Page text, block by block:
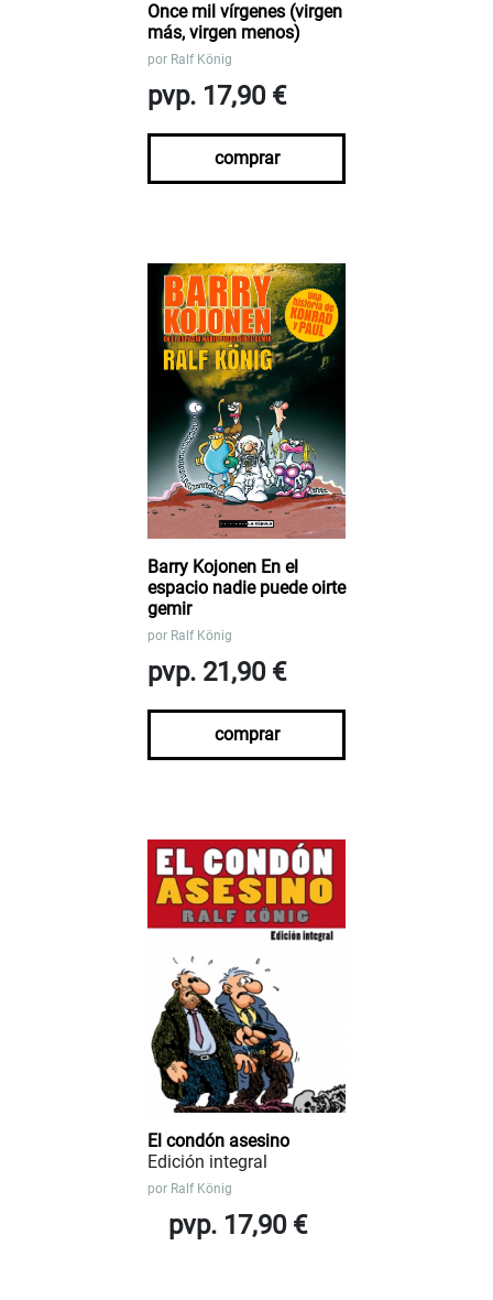
Once mil vírgenes (virgen
más, virgen menos)
por Ralf König
pvp. 17,90 €
comprar
Barry Kojonen En el
espacio nadie puede oirte
gemir
por Ralf König
pvp. 21,90 €
comprar
El condón asesino
Edición integral
por Ralf König
pvp. 17,90 €